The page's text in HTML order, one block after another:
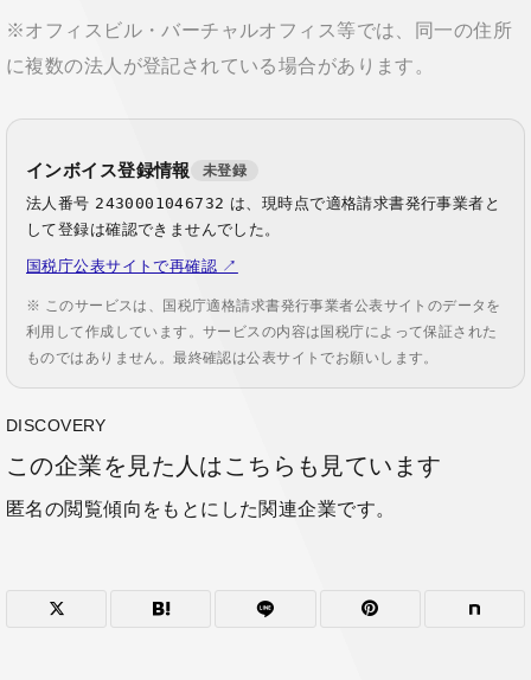
※オフィスビル・バーチャルオフィス等では、同一の住所
に複数の法人が登記されている場合があります。
インボイス登録情報 未登録
法人番号 2430001046732 は、現時点で適格請求書発行事業者と
して登録は確認できませんでした。
国税庁公表サイトで再確認 ↗
※ このサービスは、国税庁適格請求書発行事業者公表サイトのデータを
利用して作成しています。サービスの内容は国税庁によって保証された
ものではありません。最終確認は公表サイトでお願いします。
DISCOVERY
この企業を見た人はこちらも見ています
匿名の閲覧傾向をもとにした関連企業です。